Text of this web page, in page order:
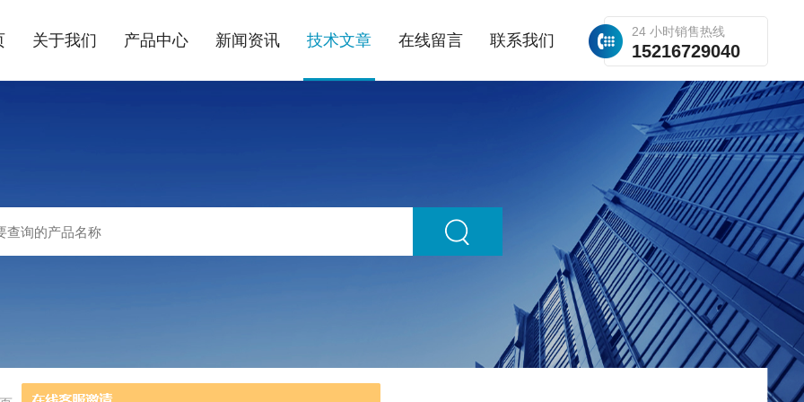
24 小时销售热线
15216729040
关于我们 产品中心 新闻资讯 技术文章 在线留言 联系我们